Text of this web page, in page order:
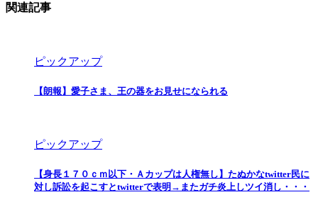
関連記事
ピックアップ
【朗報】愛子さま、王の器をお見せになられる
ピックアップ
【身長１７０ｃｍ以下・Ａカップは人権無し】たぬかなtwitter民に
対し訴訟を起こすとtwitterで表明→またガチ炎上しツイ消し・・・